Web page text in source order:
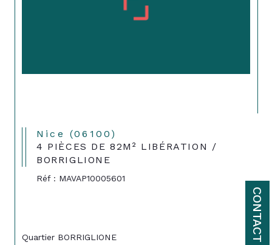
CONTACT
Nice (06100)
4 PIÈCES DE 82M² LIBÉRATION /
BORRIGLIONE
Réf : MAVAP10005601
Quartier BORRIGLIONE